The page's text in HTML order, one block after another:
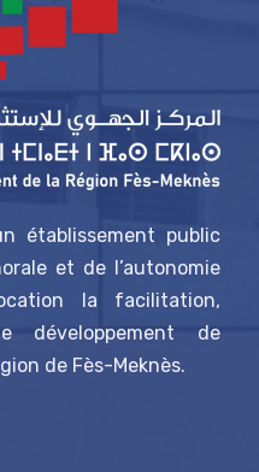
établissement public
et de l’autonomie
la facilitation,
développement de
de Fès-Meknès.